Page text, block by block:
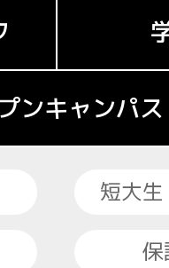
ンキャンパス
短大